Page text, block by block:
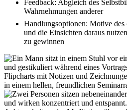
Feedback: Abgleich des
Wahrnehmungen anderer
Handlungsoptionen: Motive des
und die Einsichten daraus
zu gewinnen